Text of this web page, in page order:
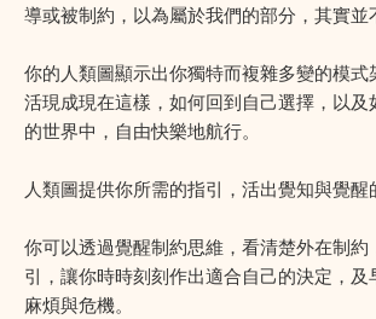
導或被制約，以為屬於我們的部分，其實並
你的人類圖顯示出你獨特而複雜多變的模
活現成現在這樣，如何回到自己選擇，以
的世界中，自由快樂地航行。
人類圖提供你所需的指引，活出覺知與覺醒
你可以透過覺醒制約思維，看清楚外在制約
引，讓你時時刻刻作出適合自己的決定，及
麻煩與危機。